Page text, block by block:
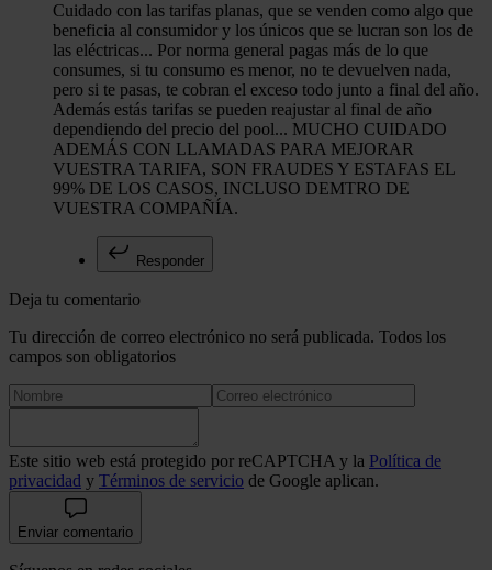
Cuidado con las tarifas planas, que se venden como algo que
beneficia al consumidor y los únicos que se lucran son los de
las eléctricas... Por norma general pagas más de lo que
consumes, si tu consumo es menor, no te devuelven nada,
pero si te pasas, te cobran el exceso todo junto a final del año.
Además estás tarifas se pueden reajustar al final de año
dependiendo del precio del pool... MUCHO CUIDADO
ADEMÁS CON LLAMADAS PARA MEJORAR
VUESTRA TARIFA, SON FRAUDES Y ESTAFAS EL
99% DE LOS CASOS, INCLUSO DEMTRO DE
VUESTRA COMPAÑÍA.
Responder
Deja tu comentario
Tu dirección de correo electrónico no será publicada. Todos los
campos son obligatorios
Este sitio web está protegido por reCAPTCHA y la Política de
privacidad y Términos de servicio de Google aplican.
Enviar comentario